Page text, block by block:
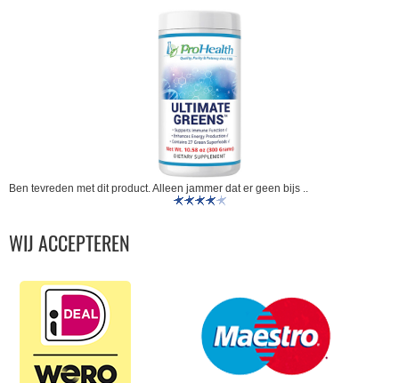
Ben tevreden met dit product. Alleen jammer dat er geen bijs ..
WIJ ACCEPTEREN